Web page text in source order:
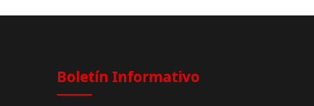
Boletín Informativo